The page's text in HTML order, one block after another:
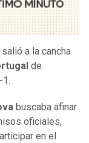
salió a la cancha
de
buscaba afinar
oficiales,
en el